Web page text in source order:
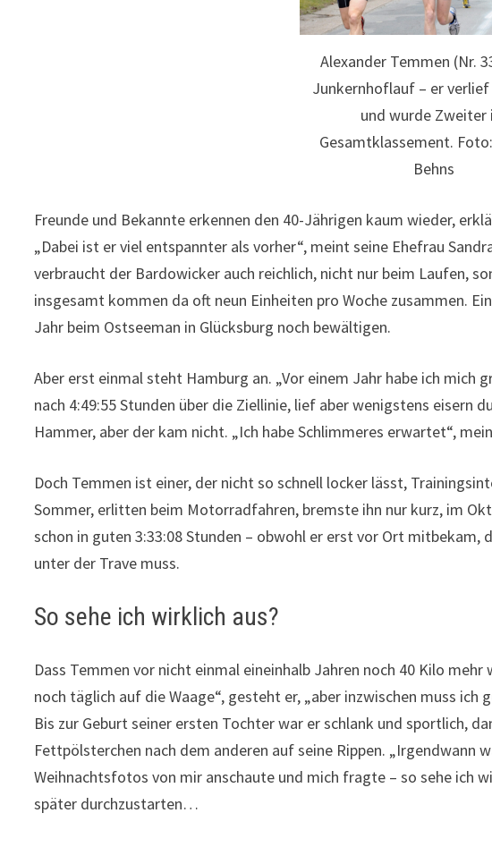
Alexander Temmen (Nr.
Junkernhoflauf – er
und wurde Zweiter
Gesamtklassement.
Behns
Freunde und Bekannte erkennen den 40-Jährigen kaum wieder,
„Dabei ist er viel entspannter als vorher“, meint seine Ehefrau
verbraucht der Bardowicker auch reichlich, nicht nur beim Laufen,
insgesamt kommen da oft neun Einheiten pro Woche zusammen.
Jahr beim Ostseeman in Glücksburg noch bewältigen.
Aber erst einmal steht Hamburg an. „Vor einem Jahr habe ich
nach 4:49:55 Stunden über die Ziellinie, lief aber wenigstens eisern
Hammer, aber der kam nicht. „Ich habe Schlimmeres erwartet“,
Doch Temmen ist einer, der nicht so schnell locker lässt,
Sommer, erlitten beim Motorradfahren, bremste ihn nur kurz, im
schon in guten 3:33:08 Stunden – obwohl er erst vor Ort mitbekam,
unter der Trave muss.
So sehe ich wirklich aus?
Dass Temmen vor nicht einmal eineinhalb Jahren noch 40 Kilo
noch täglich auf die Waage“, gesteht er, „aber inzwischen muss ich
Bis zur Geburt seiner ersten Tochter war er schlank und sportlich,
Fettpölsterchen nach dem anderen auf seine Rippen. „Irgendwann
Weihnachtsfotos von mir anschaute und mich fragte – so sehe ich
später durchzustarten…